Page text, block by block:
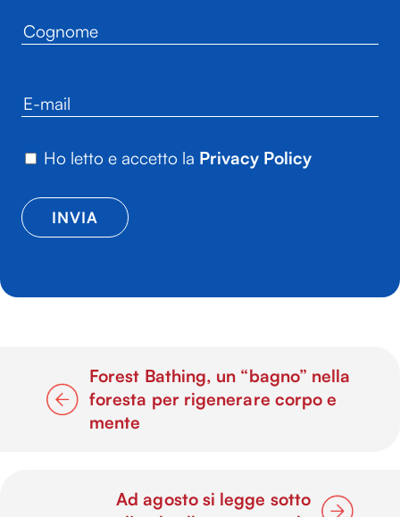
Ho letto e accetto la Privacy Policy
Forest Bathing, un “bagno” nella
foresta per rigenerare corpo e
mente
Ad agosto si legge sotto